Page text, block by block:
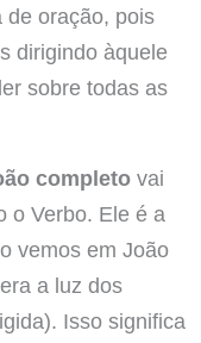
de oração, pois
dirigindo àquele
sobre todas as
completovai
o Verbo. Ele é a
vemos em João
a luz dos
Isso significa